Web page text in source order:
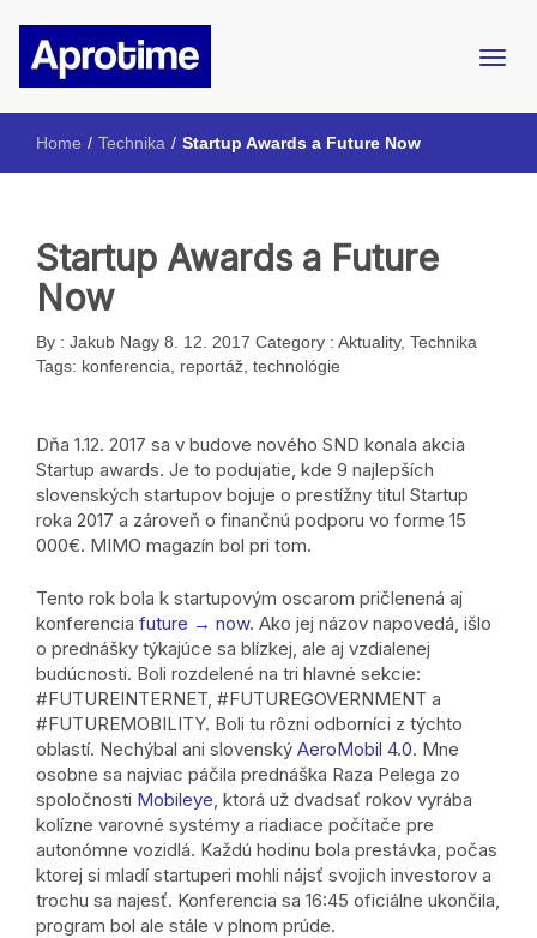
Aprotime
Internetový magazín ŠpMNDaG
Home / Technika / Startup Awards a Future Now
Startup Awards a Future
Now
By : Jakub Nagy 8. 12. 2017 Category : Aktuality, Technika
Tags: konferencia reportáž technológie
Dňa 1.12. 2017 sa v budove nového SND konala akcia
Startup awards. Je to podujatie, kde 9 najlepších
slovenských startupov bojuje o prestížny titul Startup
roka 2017 a zároveň o finančnú podporu vo forme 15
000€. MIMO magazín bol pri tom.
Tento rok bola k startupovým oscarom pričlenená aj
konferencia future → now. Ako jej názov napovedá, išlo
o prednášky týkajúce sa blízkej, ale aj vzdialenej
budúcnosti. Boli rozdelené na tri hlavné sekcie:
#FUTUREINTERNET, #FUTUREGOVERNMENT a
#FUTUREMOBILITY. Boli tu rôzni odborníci z týchto
oblastí. Nechýbal ani slovenský AeroMobil 4.0. Mne
osobne sa najviac páčila prednáška Raza Pelega zo
spoločnosti Mobileye , ktorá už dvadsať rokov vyrába
kolízne varovné systémy a riadiace počítače pre
autonómne vozidlá. Každú hodinu bola prestávka, počas
ktorej si mladí startuperi mohli nájsť svojich investorov a
trochu sa najesť. Konferencia sa 16:45 oficiálne ukončila,
program bol ale stále v plnom prúde.